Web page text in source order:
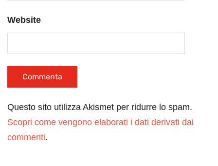
Website
Questo sito utilizza Akismet per ridurre lo spam.
Scopri come vengono elaborati i dati derivati dai
commenti.